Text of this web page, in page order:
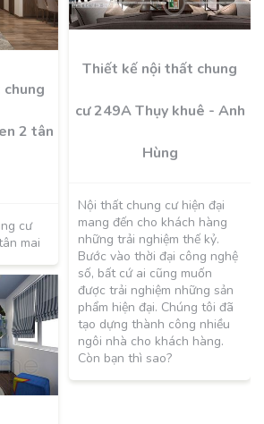
2 tân
cư
mai
Thiết kế nội thất chung
cư 249A Thụy khuê - Anh
Hùng
Nội thất chung cư hiện đại
mang đến cho khách hàng
những trải nghiệm thế kỷ.
Bước vào thời đại công nghệ
số, bất cứ ai cũng muốn
được trải nghiệm những sản
phẩm hiện đại. Chúng tôi đã
tạo dựng thành công nhiều
ngôi nhà cho khách hàng.
Còn bạn thì sao?